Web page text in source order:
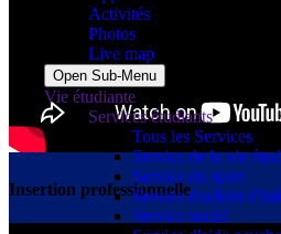
Activités
Photos
Live map
Open Sub-Menu
Vie étudiante
Services étudiants
Tous les Services
Service de la vie
Service du sport
Service étudiant
Service social
Insertion professionnelle